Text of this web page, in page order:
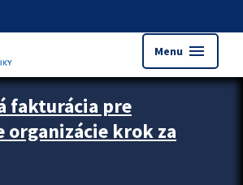
Menu menu
upútavok
fakturácia pre
organizácie krok za